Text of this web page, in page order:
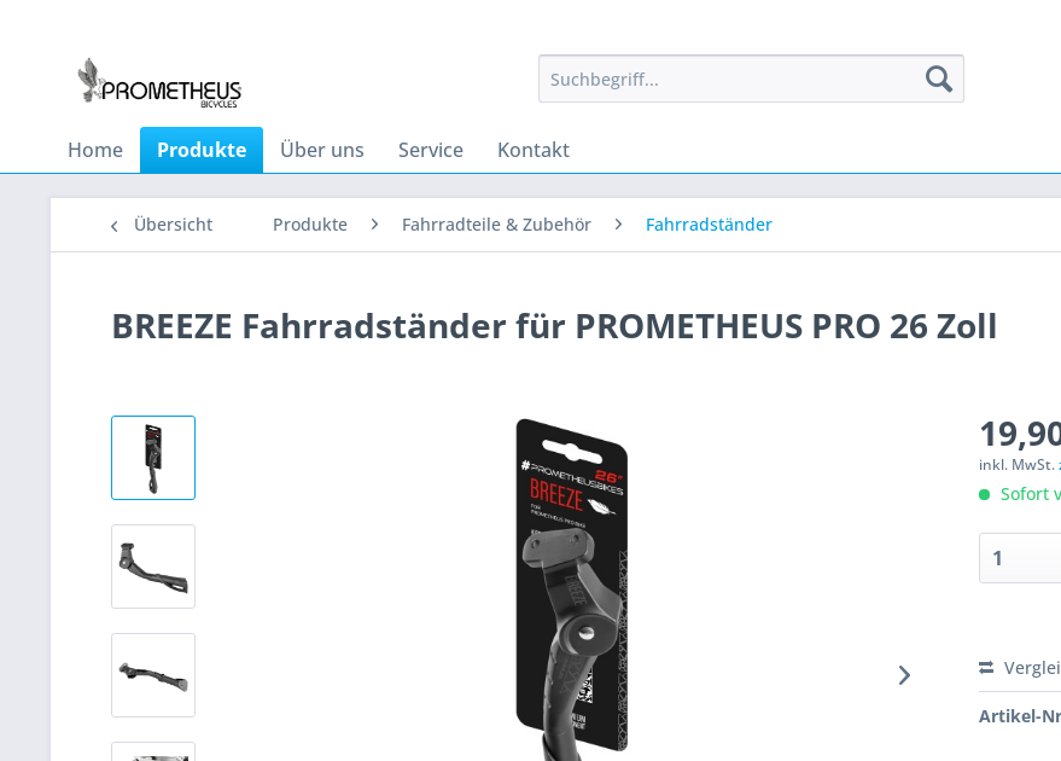
Home Produkte Über uns Service Kontakt
Übersicht Produkte Fahrradteile & Zubehör Fahrradständer
BREEZE Fahrradständer für PROMETHEUS PRO 26 Zoll
inkl. MwSt.
Sofort
Artikel-